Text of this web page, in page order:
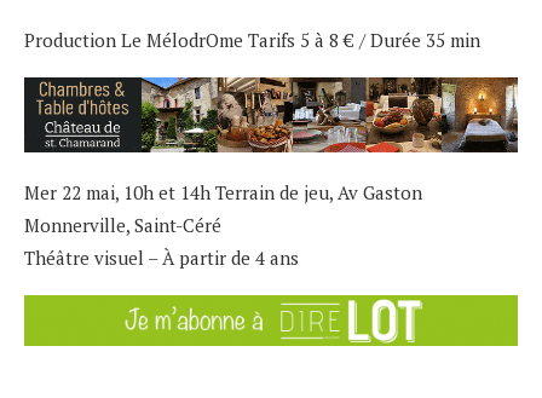
Production Le MélodrOme Tarifs 5 à 8 € / Durée 35 min
Mer 22 mai, 10h et 14h Terrain de jeu, Av Gaston
Monnerville, Saint-Céré
Théâtre visuel – À partir de 4 ans